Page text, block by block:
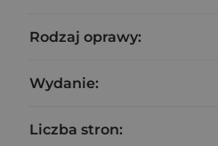
Rodzaj oprawy:
Wydanie:
Liczba stron: